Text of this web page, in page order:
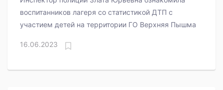
воспитанников лагеря со статистикой ДТП с
участием детей на территории ГО Верхняя Пышма
16.06.2023